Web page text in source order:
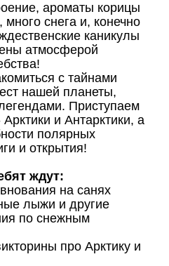
ароматы корицы
снега и, конечно
каникулы
атмосферой
с тайнами
нашей планеты,
Приступаем
и Антарктики, а
полярных
и открытия!
ждут:
на санях
лыжи и другие
по снежным
про Арктику и